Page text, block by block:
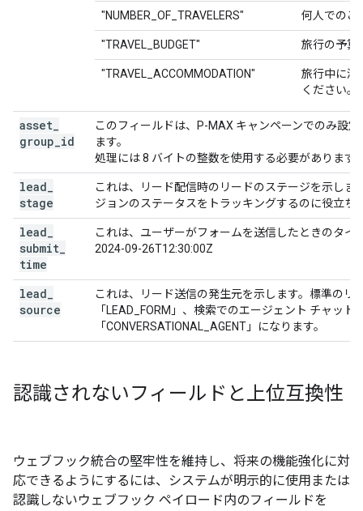
"NUMBER_OF_TRAVELERS" 何人でのご
"TRAVEL_BUDGET" 旅行の予算
"TRAVEL_ACCOMMODATION"
旅行中に滞
ください。
asset
group id
このフィールドは、P-MAX キャンペーンでのみ設
ます。
処理には 8 バイトの整数を使用する必要があります
lead
stage
これは、リード配信時のリードのステージを示し
ジョンのステータスをトラッキングするのに役立ち
lead
submit
time
これは、ユーザーがフォームを送信したときのタイ
2024-09-26T12:30:00Z
lead
source
これは、リード送信の発生元を示します。標準の
「LEAD_FORM」、検索でのエージェント チャッ
「CONVERSATIONAL_AGENT」になります。
認識されないフィールドと上位互換性
ウェブフック統合の堅牢性を維持し、将来の機能強化に対
応できるようにするには、システムが明示的に使用または
認識しないウェブフック ペイロード内のフィールドを